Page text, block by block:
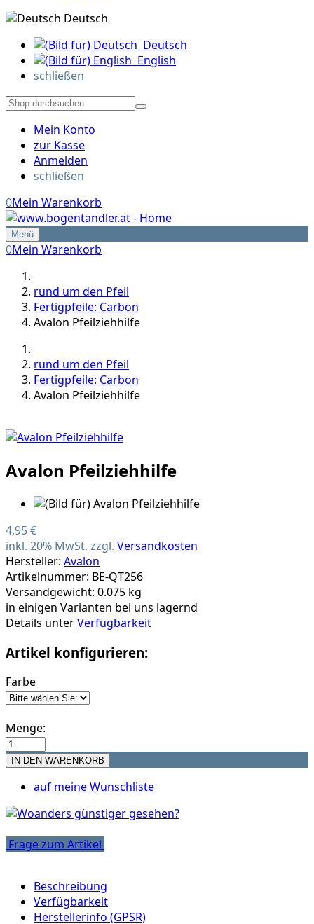
Deutsch
Deutsch
English
schließen
Mein Konto
zur Kasse
Anmelden
schließen
0Mein Warenkorb
Menü
0Mein Warenkorb
rund um den Pfeil
Fertigpfeile: Carbon
Avalon Pfeilziehhilfe
rund um den Pfeil
Fertigpfeile: Carbon
Avalon Pfeilziehhilfe
Avalon Pfeilziehhilfe
4,95 €
inkl. 20% MwSt. zzgl. Versandkosten
Hersteller: Avalon
Artikelnummer: BE-QT256
Versandgewicht: 0.075 kg
in einigen Varianten bei uns lagernd
Details unterVerfügbarkeit
Artikel konfigurieren:
Farbe
Menge:
auf meine Wunschliste
Frage zum Artikel
Beschreibung
Verfügbarkeit
Herstellerinfo (GPSR)